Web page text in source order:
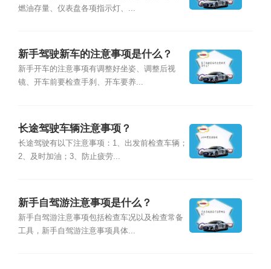
燃油存量、仪表盘各项指示灯、...
新手驾驶新车的注意事项是什么？
新手开车的注意事项有调整好坐姿、调整后视
镜、开车前要检查手刹、开车要养...
长途驾驶车辆注意事项？
长途驾驶有以下注意事项：1、出发前检查车辆；
2、及时加油；3、防止疲劳...
新手自驾游注意事项是什么？
新手自驾游注意事项包括检查车况以及检查常备
工具，新手自驾游注意事项具体...